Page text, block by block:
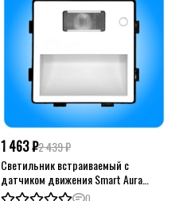
1 463 ₽2 439 ₽
Светильник встраиваемый с
датчиком движения Smart Aura
серия Classic без рамки